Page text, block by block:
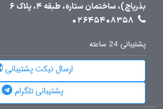
بذرپاچ)، ساختمان ستاره، طبقه 4، پلاک 6
02645408358
پشتیبانی 24 ساعته
ارسال تیکت پشتیبانی
پشتیبانی تلگرام